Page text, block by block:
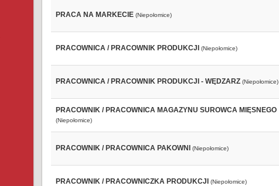
PRACA NA MARKECIE (Niepołomice)
PRACOWNICA / PRACOWNIK PRODUKCJI (Niepołomice)
PRACOWNICA / PRACOWNIK PRODUKCJI - WĘDZARZ (Niepołomice)
PRACOWNIK / PRACOWNICA MAGAZYNU SUROWCA MIĘSNEGO
(Niepołomice)
PRACOWNIK / PRACOWNICA PAKOWNI (Niepołomice)
PRACOWNIK / PRACOWNICZKA PRODUKCJI (Niepołomice)